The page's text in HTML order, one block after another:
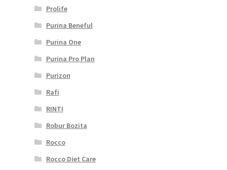
Prolife
Purina Beneful
Purina One
Purina Pro Plan
Purizon
Rafi
RINTI
Robur Bozita
Rocco
Rocco Diet Care